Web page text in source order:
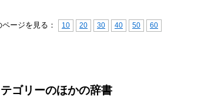
ージを見る： 10 20 30 40 50 60
ゴリーのほかの辞書